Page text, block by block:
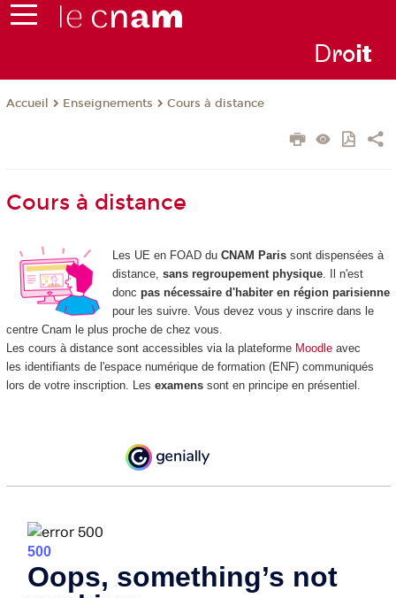
Droit
Accueil Enseignements Cours à distance
Cours à distance
Les UE en FOADdu CNAM Paris sont dispensées à
distance, sans regroupement physique. Il n'est
donc pas nécessaire d'habiter en région parisienne
pour les suivre. Vous devez vous y inscrire dans le
centre Cnam le plus proche de chez vous.
Les cours à distance sont accessibles via la plateforme Moodleavec
les identifiants de l'espace numérique de formation (ENF) communiqués
lors de votre inscription. Les examenssont en principe en présentiel.